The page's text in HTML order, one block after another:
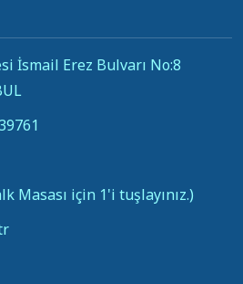
İsmail Erez Bulvarı No:8
Masası için 1'i tuşlayınız.)